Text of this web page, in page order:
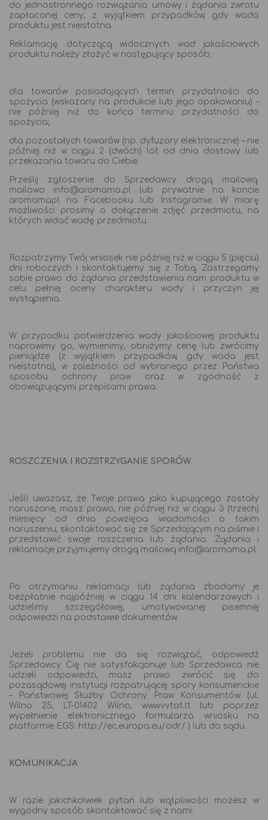
do jednostronnego rozwiązania umowy i żądania zwrotu
zapłaconej ceny, z wyjątkiem przypadków, gdy wada
produktu jest nieistotna.
Reklamację dotyczącą widocznych wad jakościowych
produktu należy złożyć w następujący sposób:
dla towarów posiadających termin przydatności do
spożycia (wskazany na produkcie lub jego opakowaniu) –
nie później niż do końca terminu przydatności do
spożycia;
dla pozostałych towarów (np. dyfuzory elektroniczne) – nie
później niż w ciągu 2 (dwóch) lat od dnia dostawy lub
przekazania towaru do Ciebie.
Prześlij zgłoszenie do Sprzedawcy drogą mailową.
mailowo info@aromama.pl lub prywatnie na koncie
aromamapl na Facebooku lub Instagramie. W miarę
możliwości prosimy o dołączenie zdjęć przedmiotu, na
których widać wadę przedmiotu.
Rozpatrzymy Twój wniosek nie później niż w ciągu 5 (pięciu)
dni roboczych i skontaktujemy się z Tobą. Zastrzegamy
sobie prawo do żądania przedstawienia nam produktu w
celu pełnej oceny charakteru wady i przyczyn jej
wystąpienia.
W przypadku potwierdzenia wady jakościowej produktu
naprawimy go, wymienimy, obniżymy cenę lub zwrócimy
pieniądze (z wyjątkiem przypadków, gdy wada jest
nieistotna), w zależności od wybranego przez Państwa
sposobu ochrony praw oraz w zgodność z
obowiązującymi przepisami prawa.
ROSZCZENIA I ROZSTRZYGANIE SPORÓW
Jeśli uważasz, że Twoje prawa jako kupującego zostały
naruszone, masz prawo, nie później niż w ciągu 3 (trzech)
miesięcy od dnia powzięcia wiadomości o takim
naruszeniu, skontaktować się ze Sprzedającym na piśmie i
przedstawić swoje roszczenia lub żądania. Żądania i
reklamacje przyjmujemy drogą mailową info@aromama.pl.
Po otrzymaniu reklamacji lub żądania zbadamy je
bezpłatnie najpóźniej w ciągu 14 dni kalendarzowych i
udzielimy szczegółowej, umotywowanej pisemnej
odpowiedzi na podstawie dokumentów.
Jeżeli problemu nie da się rozwiązać, odpowiedź
Sprzedawcy Cię nie satysfakcjonuje lub Sprzedawca nie
udzieli odpowiedzi, masz prawo zwrócić się do
pozasądowej instytucji rozpatrującej spory konsumenckie
– Państwowej Służby Ochrony Praw Konsumentów (ul.
Wilno 25, LT-01402 Wilno, www.vvtat.lt lub poprzez
wypełnienie elektronicznego formularza wniosku na
platformie EGS: http://ec.europa.eu/odr/ ) lub do sądu.
KOMUNIKACJA
W razie jakichkolwiek pytań lub wątpliwości możesz w
wygodny sposób skontaktować się z nami: